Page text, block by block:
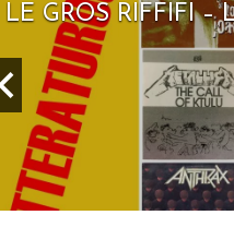
LE GROS RIFFIFI –